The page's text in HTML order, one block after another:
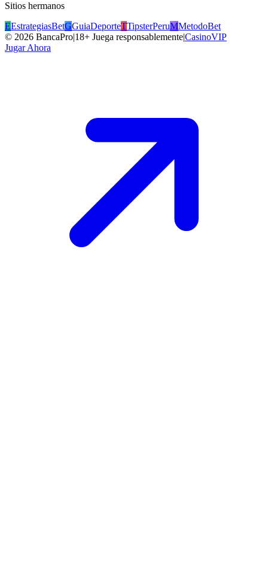
Sitios hermanos
EEstrategiasBetGGuiaDeporteTTipsterPeruMMetodoBet
© 2026 BancaPro|18+ Juega responsablemente|CasinoVIP
Jugar Ahora